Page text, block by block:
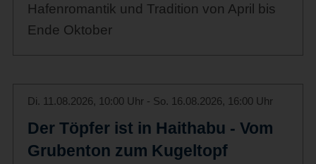
Hafenromantik und Tradition von April bis
Ende Oktober
Di. 11.08.2026, 10:00 Uhr - So. 16.08.2026, 16:00 Uhr
Der Töpfer ist in Haithabu - Vom
Grubenton zum Kugeltopf